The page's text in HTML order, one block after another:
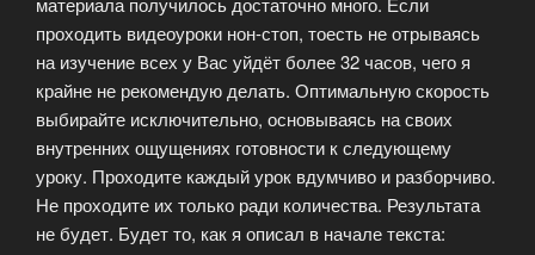
проходить видеоуроки нон-стоп, тоесть не отрываясь
на изучение всех у Вас уйдёт более 32 часов, чего я
крайне не рекомендую делать. Оптимальную скорость
выбирайте исключительно, основываясь на своих
внутренних ощущениях готовности к следующему
уроку. Проходите каждый урок вдумчиво и разборчиво.
Не проходите их только ради количества. Результата
не будет. Будет то, как я описал в начале текста: